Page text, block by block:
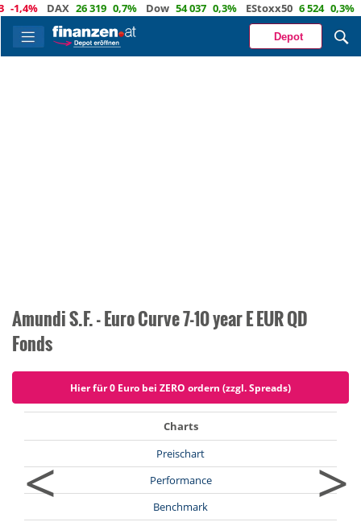
-1,4% DAX 26 319 0,7% Dow 54 037 0,3% EStoxx50 6 524 0,3%
Depot
Amundi S.F. - Euro Curve 7-10 year E EUR QD
Fonds
Hier für 0 Euro bei ZERO ordern (zzgl. Spreads)
<
Charts
Preischart
Performance
Benchmark
>